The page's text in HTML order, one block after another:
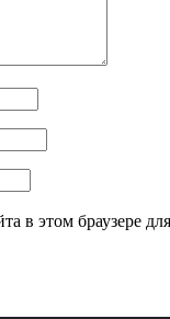
в этом браузере для